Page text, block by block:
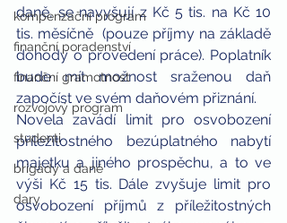
kompenzační program
finanční poradenství
finanční gramotnost
rozvojový program
studenti
brigády a daně
dary
daně, se navyšují z Kč 5 tis. na Kč 10
tis. měsíčně  (pouze příjmy na základě
dohody o provedení práce). Poplatník
bude mít možnost sraženou daň
započíst ve svém daňovém přiznání.
Novela zavádí limit pro osvobození
příležitostného bezúplatného nabytí
majetku a jiného prospěchu, a to ve
výši Kč 15 tis. Dále zvyšuje limit pro
osvobození příjmů z příležitostných